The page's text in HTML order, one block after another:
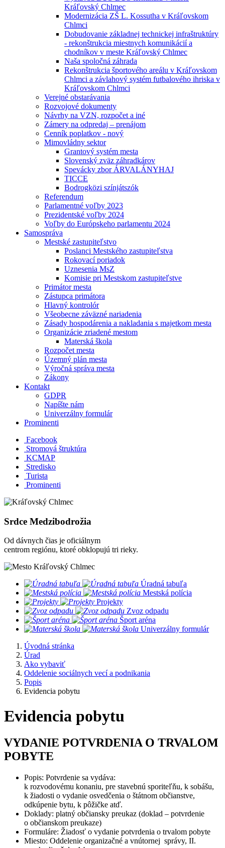
Kráľovský Chlmec
Modernizácia ZŠ L. Kossutha v Kráľovskom
Chlmci
Dobudovanie základnej technickej infraštruktúry
- rekonštrukcia miestnych komunikácií a
chodníkov v meste Kráľovský Chlmec
Naša spoločná záhrada
Rekonštrukcia športového areálu v Kráľovskom
Chlmci a závlahový systém futbalového ihriska v
Kráľovskom Chlmci
Verejné obstarávania
Rozvojové dokumenty
Návrhy na VZN, rozpočet a iné
Zámery na odpredaj – prenájom
Cenník poplatkov - nový
Mimovládny sektor
Grantový systém mesta
Slovenský zväz záhradkárov
Spevácky zbor ÁRVALÁNYHAJ
TICCE
Bodrogközi színjátszók
Referendum
Parlamentné voľby 2023
Prezidentské voľby 2024
Voľby do Európskeho parlamentu 2024
Samospráva
Mestské zastupiteľstvo
Poslanci Mestského zastupiteľstva
Rokovací poriadok
Uznesenia MsZ
Komisie pri Mestskom zastupiteľstve
Primátor mesta
Zástupca primátora
Hlavný kontrolór
Všeobecne záväzné nariadenia
Zásady hospodárenia a nakladania s majetkom mesta
Organizácie zriadené mestom
Materská škola
Rozpočet mesta
Územný plán mesta
Výročná správa mesta
Zákony
Kontakt
GDPR
Napíšte nám
Univerzálny formulár
Prominenti
Facebook
Stromová štruktúra
KCMAP
Stredisko
Turista
Prominenti
Srdce Medzibodrožia
Od dávnych čias je oficiálnym
centrom regiónu, ktoré obklopujú tri rieky.
Úradná tabuľa
Mestská polícia
Projekty
Zvoz odpadu
Šport aréna
Univerzálny formulár
Úvodná stránka
Úrad
Ako vybaviť
Oddelenie sociálnych vecí a podnikania
Popis
Evidencia pobytu
Evidencia pobytu
VYDANIE POTVRDENIA O TRVALOM
POBYTE
Popis: Potvrdenie sa vydáva:
k rozvodovému konaniu, pre stavebnú sporiteľňu, k sobášu,
k žiadosti o vydanie osvedčenia o štátnom občianstve,
odkúpenie bytu, k pôžičke atď.
Doklady: platný občiansky preukaz (doklad – potvrdenie
o občianskom preukaze)
Formuláre: Žiadosť o vydanie potvrdenia o trvalom pobyte
Miesto: Oddelenie organizačné a vnútornej správy, II.